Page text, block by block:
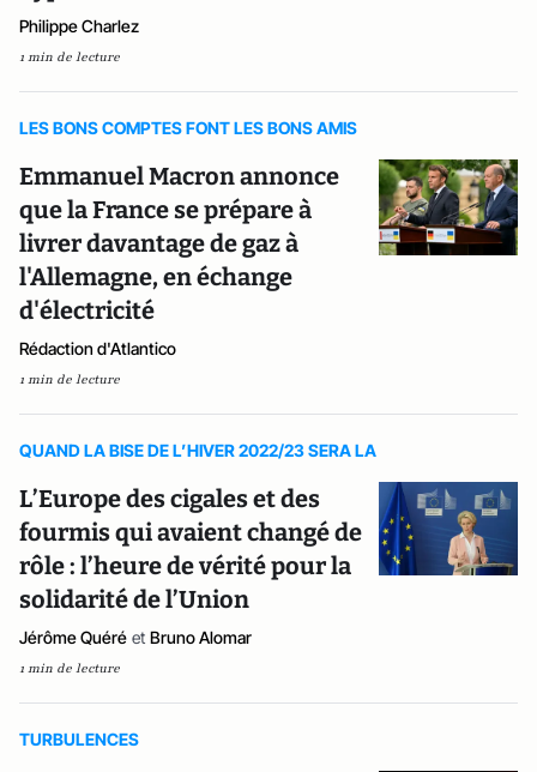
Philippe Charlez
1 min de lecture
LES BONS COMPTES FONT LES BONS AMIS
Emmanuel Macron annonce
que la France se prépare à
livrer davantage de gaz à
l'Allemagne, en échange
d'électricité
Rédaction d'Atlantico
1 min de lecture
QUAND LA BISE DE L’HIVER 2022/23 SERA LA
L’Europe des cigales et des
fourmis qui avaient changé de
rôle : l’heure de vérité pour la
solidarité de l’Union
Jérôme Quéré et Bruno Alomar
1 min de lecture
TURBULENCES